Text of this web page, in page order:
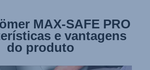
MAX-SAFE PRO
e vantagens
do produto
MAX-SAFE PRO
| Instalação